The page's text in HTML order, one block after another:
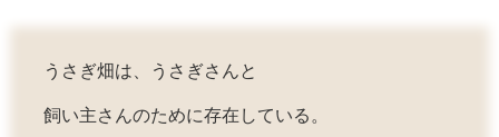
うさぎ畑は、うさぎさんと
飼い主さんのために存在している。